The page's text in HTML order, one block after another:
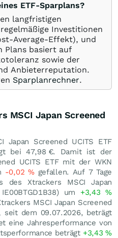
ETF-Sparplans?
langfristigen
Investitionen
Average-Effekt), und
Plans basiert auf
sowie der
Anbieterreputation.
Sparplanrechner.
MSCI Japan Screened
Japan Screened UCITS ETF
bei 47,98 €. Damit ist der
UCITS ETF mit der WKN
-0,02%gefallen. Auf 7 Tage
des Xtrackers MSCI Japan
um +3,43%
MSCI Japan Screened
seit dem 09.07.2026, beträgt
eine Jahresperformance von
beträgt +3,43%